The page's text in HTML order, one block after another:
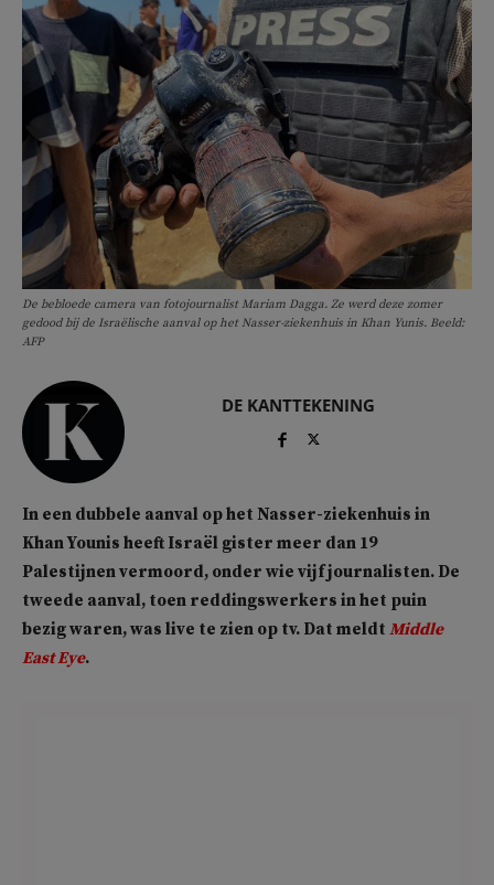
De bebloede camera van fotojournalist Mariam Dagga. Ze werd deze zomer
gedood bij de Israëlische aanval op het Nasser-ziekenhuis in Khan Yunis. Beeld:
AFP
DE KANTTEKENING
In een dubbele aanval op het Nasser-ziekenhuis in
Khan Younis heeft Israël gister meer dan 19
Palestijnen vermoord, onder wie vijf journalisten. De
tweede aanval, toen reddingswerkers in het puin
bezig waren, was live te zien op tv. Dat meldt Middle
East Eye.